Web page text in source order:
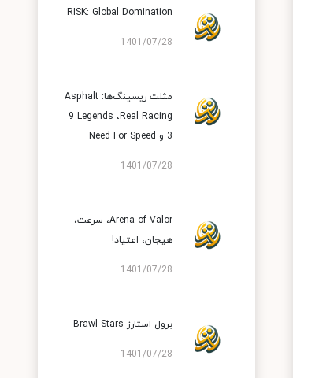
RISK: Global Domination
1401/07/28
مثلث ریسینگ‌ها: Asphalt
9 Legends ،Real Racing
3 و Need For Speed
1401/07/28
Arena of Valor، سرعت،
هیجان، اعتیاد!
1401/07/28
برول استارز Brawl Stars
1401/07/28